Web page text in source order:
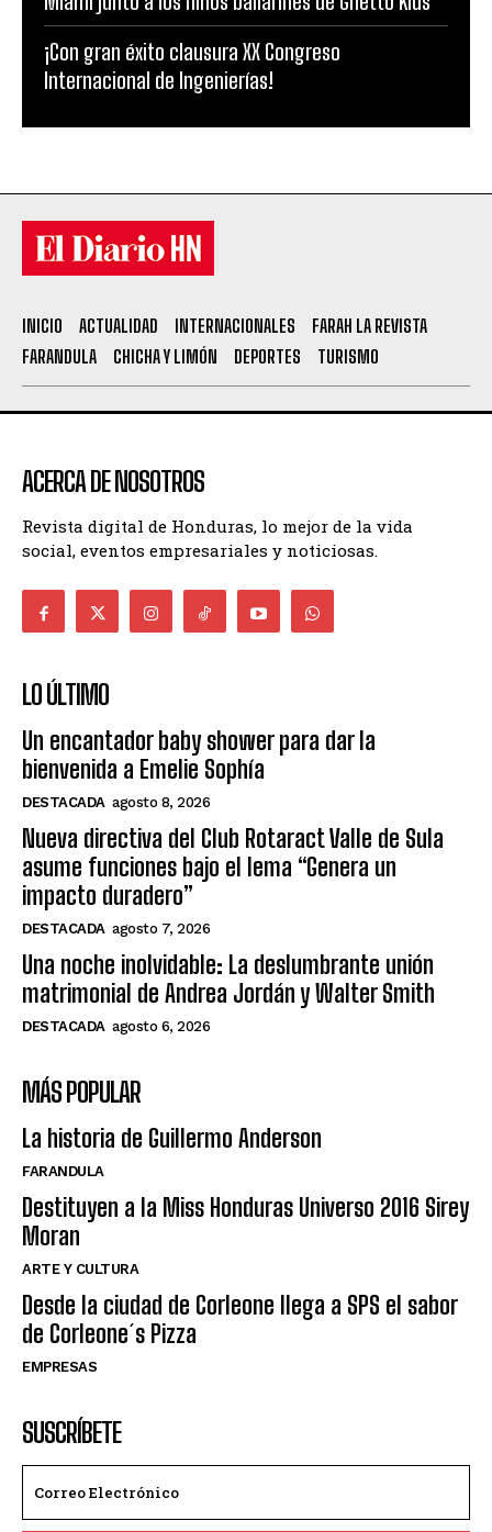
¡Con gran éxito clausura XX Congreso
Internacional de Ingenierías!
INICIO ACTUALIDAD INTERNACIONALES
FARAH LA REVISTA
FARANDULA
CHICHA Y LIMÓN DEPORTES TURISMO
ACERCA DE NOSOTROS
Revista digital de Honduras, lo mejor de la vida
social, eventos empresariales y noticiosas.
LO ÚLTIMO
Un encantador baby shower para dar la
bienvenida a Emelie Sophía
DESTACADA agosto 8, 2026
Nueva directiva del Club Rotaract Valle de Sula
asume funciones bajo el lema “Genera un
impacto duradero”
DESTACADA agosto 7, 2026
Una noche inolvidable: La deslumbrante unión
matrimonial de Andrea Jordán y Walter Smith
DESTACADA agosto 6, 2026
MÁS POPULAR
La historia de Guillermo Anderson
FARANDULA
Destituyen a la Miss Honduras Universo 2016 Sirey
Moran
ARTE Y CULTURA
Desde la ciudad de Corleone llega a SPS el sabor
de Corleone´s Pizza
EMPRESAS
SUSCRÍBETE